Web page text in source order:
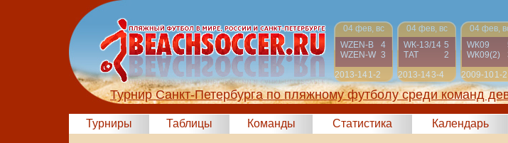
04 фев, вс
WZEN-B
4
WZEN-W 3
2013-141-2
04 фев, вс
WК-13/14 5
ТАТ
2
2013-143-4
04 фев,
WК09
WК09(2)
2009-10 1-2
Турнир Санкт-Петербурга по пляжному футболу среди команд
Турниры Таблицы Команды Статистика Календарь